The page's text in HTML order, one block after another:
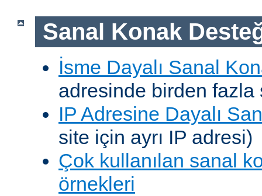
Sanal Konak
İsme Dayalı Sanal
adresinde birden fazla
IP Adresine Dayalı
site için ayrı IP adresi)
Çok kullanılan sanal
örnekleri